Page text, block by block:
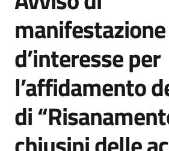
manifestazione
d’interesse per
l’affidamento
di